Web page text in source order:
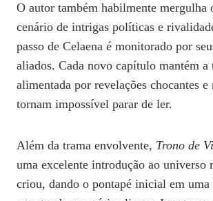
O autor também habilmente mergulha
cenário de intrigas políticas e
passo de Celaena é monitorado por
aliados. Cada novo capítulo mantém a
alimentada por revelações chocantes
tornam impossível parar de ler.
Além da trama envolvente, Trono de
uma excelente introdução ao universo
criou, dando o pontapé inicial em uma